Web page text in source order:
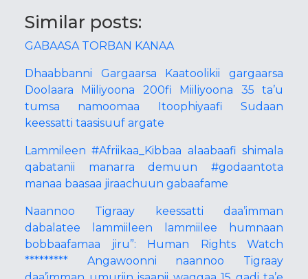
Similar posts:
GABAASA TORBAN KANAA
Dhaabbanni Gargaarsa Kaatoolikii gargaarsa
Doolaara Miiliyoona 200fi Miiliyoona 35 ta’u
tumsa namoomaa Itoophiyaafi Sudaan
keessatti taasisuuf argate
Lammileen #Afriikaa_Kibbaa alaabaafi shimala
qabatanii manarra demuun #godaantota
manaa baasaa jiraachuun gabaafame
Naannoo Tigraay keessatti daa’imman
dabalatee lammiileen lammiilee humnaan
bobbaafamaa jiru”: Human Rights Watch
********* Angawoonni naannoo Tigraay